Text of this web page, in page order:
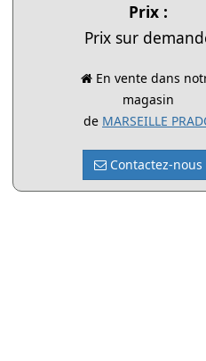
Prix :
Prix sur
En vente dans
magasin
de MARSEILLE
Contactez-nous